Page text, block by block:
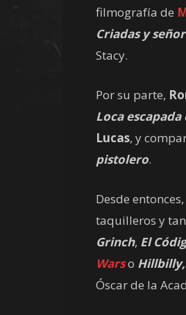
filmografía de
Criadas y
Stacy.
Por su parte,
Loca escapada
Lucas, y
pistolero.
Desde
taquilleros y
Grinch, El
Warso
Óscar de la